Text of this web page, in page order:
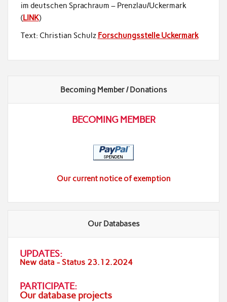
im deutschen Sprachraum – Prenzlau/Uckermark
(LINK)
Text: Christian Schulz Forschungsstelle Uckermark
Becoming Member / Donations
BECOMING MEMBER
Our current notice of exemption
Our Databases
UPDATES:
New data - Status 23.12.2024
PARTICIPATE:
Our database projects